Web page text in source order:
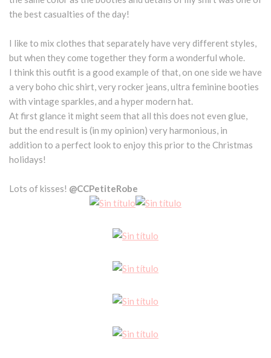
the best casualties of the day!
I like to mix clothes that separately have very different styles,
but when they come together they form a wonderful whole.
I think this outfit is a good example of that, on one side we have
a very boho chic shirt, very rocker jeans, ultra feminine booties
with vintage sparkles, and a hyper modern hat.
At first glance it might seem that all this does not even glue,
but the end result is (in my opinion) very harmonious, in
addition to a perfect look to enjoy this prior to the Christmas
holidays!
Lots of kisses! @CCPetiteRobe